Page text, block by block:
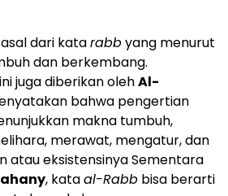
dari katarabbyang menurut
dan berkembang.
juga diberikan olehAl-
bahwa pengertian
makna tumbuh,
merawat, mengatur, dan
atau eksistensinya Sementara
, kataal-Rabb bisa berarti